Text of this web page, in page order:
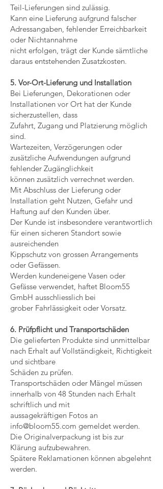
Teil-Lieferungen sind zulässig.
Kann eine Lieferung aufgrund falscher
Adressangaben, fehlender Erreichbarkeit
oder Nichtannahme
nicht erfolgen, trägt der Kunde sämtliche
daraus entstehenden Zusatzkosten.
5. Vor-Ort-Lieferung und Installation
Bei Lieferungen, Dekorationen oder
Installationen vor Ort hat der Kunde
sicherzustellen, dass
Zufahrt, Zugang und Platzierung möglich
sind.
Wartezeiten, Verzögerungen oder
zusätzliche Aufwendungen aufgrund
fehlender Zugänglichkeit
können zusätzlich verrechnet werden.
Mit Abschluss der Lieferung oder
Installation geht Nutzen, Gefahr und
Haftung auf den Kunden über.
Der Kunde ist insbesondere verantwortlich
für einen sicheren Standort sowie
ausreichenden
Kippschutz von grossen Arrangements
oder Gefässen.
Werden kundeneigene Vasen oder
Gefässe verwendet, haftet Bloom55
GmbH ausschliesslich bei
grober Fahrlässigkeit oder Vorsatz.
6. Prüfpflicht und Transportschäden
Die gelieferten Produkte sind unmittelbar
nach Erhalt auf Vollständigkeit, Richtigkeit
und sichtbare
Schäden zu prüfen.
Transportschäden oder Mängel müssen
innerhalb von 48 Stunden nach Erhalt
schriftlich und mit
aussagekräftigen Fotos an
info@bloom55.com gemeldet werden.
Die Originalverpackung ist bis zur
Klärung aufzubewahren.
Spätere Reklamationen können abgelehnt
werden.